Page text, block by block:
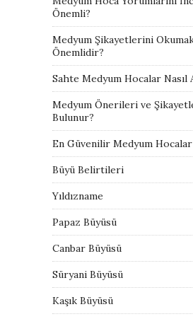
Önemli?
Medyum Şikayetlerini
Önemlidir?
Sahte Medyum Hocalar Nasıl
Medyum Önerileri ve
Bulunur?
En Güvenilir Medyum
Büyü Belirtileri
Yıldızname
Papaz Büyüsü
Canbar Büyüsü
Süryani Büyüsü
Kaşık Büyüsü